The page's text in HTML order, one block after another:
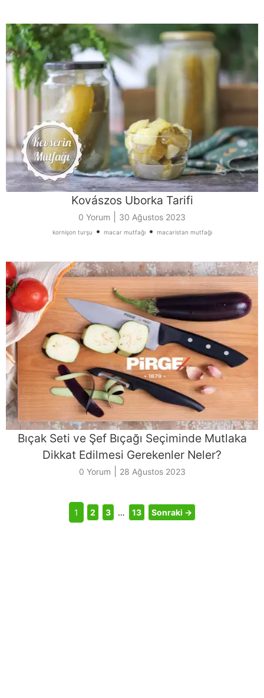
Kovászos Uborka Tarifi
0 Yorum 30 Ağustos 2023
kornişon turşu • macar mutfağı• macaristan mutfağı
Bıçak Seti ve Şef Bıçağı Seçiminde Mutlaka
Dikkat Edilmesi Gerekenler Neler?
0 Yorum 28 Ağustos 2023
1 2 3 … 13 Sonraki →